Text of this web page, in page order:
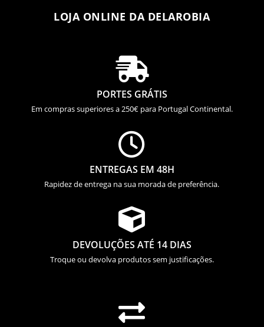
LOJA ONLINE DA DELAROBIA

PORTES GRÁTIS
Em compras superiores a 250€ para Portugal Continental.

ENTREGAS EM 48H
Rapidez de entrega na sua morada de preferência.

DEVOLUÇÕES ATÉ 14 DIAS
Troque ou devolva produtos sem justificações.
